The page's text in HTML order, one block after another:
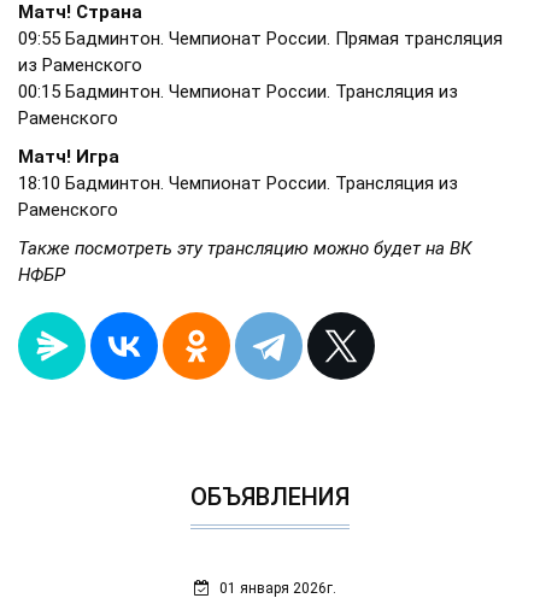
Матч! Страна
09:55 Бадминтон. Чемпионат России. Прямая трансляция
из Раменского
00:15 Бадминтон. Чемпионат России. Трансляция из
Раменского
Матч! Игра
18:10 Бадминтон. Чемпионат России. Трансляция из
Раменского
Также посмотреть эту трансляцию можно будет на ВК
НФБР
ОБЪЯВЛЕНИЯ
01 января 2026г.